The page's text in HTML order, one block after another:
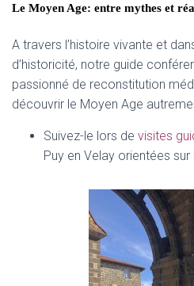
Le Moyen Age: entre mythes et
A travers l’histoire vivante et
d’historicité, notre guide
passionné de reconstitution
découvrir le Moyen Age
Suivez-le lors de visites
Puy en Velay orientées